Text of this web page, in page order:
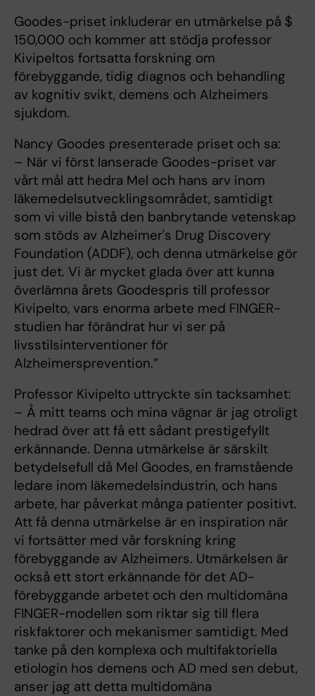
Goodes-priset inkluderar en utmärkelse på $
150,000 och kommer att stödja professor
Kivipeltos fortsatta forskning om
förebyggande, tidig diagnos och behandling
av kognitiv svikt, demens och Alzheimers
sjukdom.
Nancy Goodes presenterade priset och sa:
– När vi först lanserade Goodes-priset var
vårt mål att hedra Mel och hans arv inom
läkemedelsutvecklingsområdet, samtidigt
som vi ville bistå den banbrytande vetenskap
som stöds av Alzheimer's Drug Discovery
Foundation (ADDF), och denna utmärkelse gör
just det. Vi är mycket glada över att kunna
överlämna årets Goodespris till professor
Kivipelto, vars enorma arbete med FINGER-
studien har förändrat hur vi ser på
livsstilsinterventioner för
Alzheimersprevention.”
Professor Kivipelto uttryckte sin tacksamhet:
– Å mitt teams och mina vägnar är jag otroligt
hedrad över att få ett sådant prestigefyllt
erkännande. Denna utmärkelse är särskilt
betydelsefull då Mel Goodes, en framstående
ledare inom läkemedelsindustrin, och hans
arbete, har påverkat många patienter positivt.
Att få denna utmärkelse är en inspiration när
vi fortsätter med vår forskning kring
förebyggande av Alzheimers. Utmärkelsen är
också ett stort erkännande för det AD-
förebyggande arbetet och den multidomäna
FINGER-modellen som riktar sig till flera
riskfaktorer och mekanismer samtidigt. Med
tanke på den komplexa och multifaktoriella
etiologin hos demens och AD med sen debut,
anser jag att detta multidomäna